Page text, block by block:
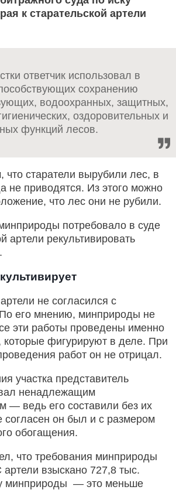
к старательской артели
ответчик использовал в
сохранению
водоохранных, защитных,
оздоровительных и
функций лесов.
что старатели вырубили лес, в
не приводятся. Из этого можно
что лес они не рубили.
потребовало в суде
артели рекультивировать
не согласился с
его мнению, минприроды не
эти работы проведены именно
которые фигурируют в деле. При
работ он не отрицал.
участка представитель
ненадлежащим
— ведь его составили без их
согласен он был и с размером
обогащения.
что требования минприроды
взыскано 727,8 тыс.
минприроды — это меньше